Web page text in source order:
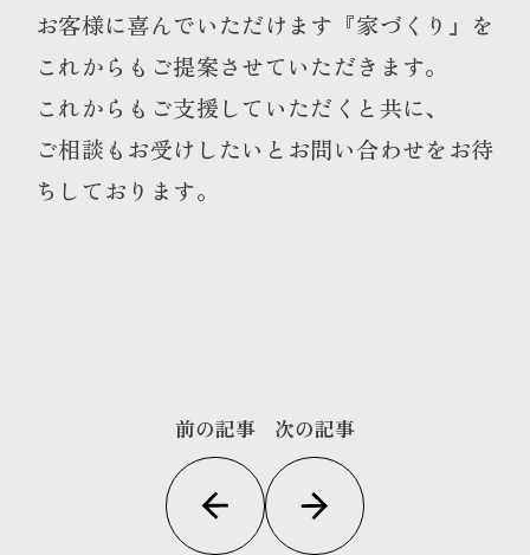
お客様に喜んでいただけます『家づくり』を
これからもご提案させていただきます。
これからもご支援していただくと共に、
ご相談もお受けしたいとお問い合わせをお待
ちしております。
前の記事 次の記事